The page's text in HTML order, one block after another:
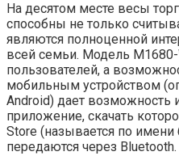
На десятом месте весы
способны не только
являются полноценной
всей семьи. Модель M1680-
пользователей, а
мобильным устройством
Android) дает возможность
приложение, скачать
Store (называется по
передаются через Bluetooth.